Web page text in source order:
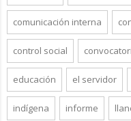
comunicación interna
control social
educación el servidor
indígena informe